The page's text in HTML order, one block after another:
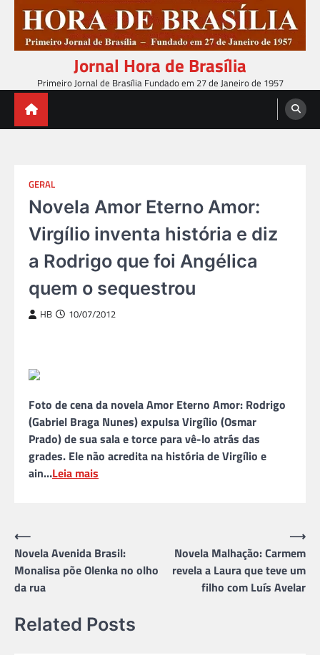
content
Jornal Hora de Brasília
Primeiro Jornal de Brasília Fundado em 27 de Janeiro de 1957
GERAL
Novela Amor Eterno Amor:
Virgílio inventa história e diz
a Rodrigo que foi Angélica
quem o sequestrou
HB 10/07/2012
Foto de cena da novela Amor Eterno Amor: Rodrigo
(Gabriel Braga Nunes) expulsa Virgílio (Osmar
Prado) de sua sala e torce para vê-lo atrás das
grades. Ele não acredita na história de Virgílio e
ain…Leia mais
Navegação
de
Post
⟵
Novela Avenida Brasil:
Monalisa põe Olenka no olho
da rua
Novela Malhação: Carmem
revela a Laura que teve um
filho com Luís Avelar
⟶
Related Posts